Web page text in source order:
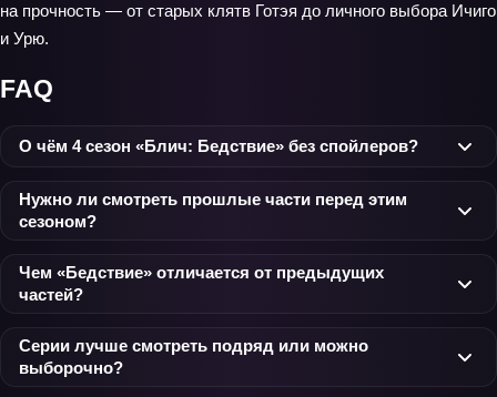
на прочность — от старых клятв Готэя до личного выбора Ичиго
и Урю.
FAQ
О чём 4 сезон «Блич: Бедствие» без спойлеров?
Нужно ли смотреть прошлые части перед этим
сезоном?
Чем «Бедствие» отличается от предыдущих
частей?
Серии лучше смотреть подряд или можно
выборочно?